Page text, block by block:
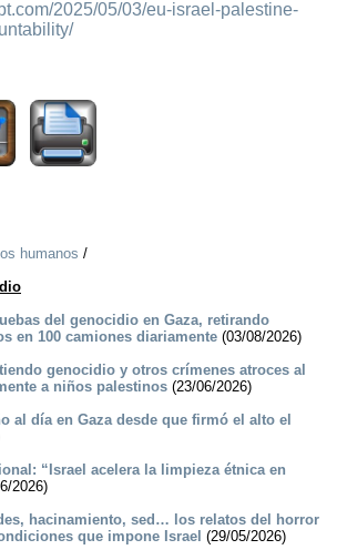
2025/05/03/eu-israel-palestine-
humanos /
del genocidio en Gaza, retirando
en 100 camiones diariamente (03/08/2026)
genocidio y otros crímenes atroces al
a niños palestinos (23/06/2026)
al día en Gaza desde que firmó el alto el
“Israel acelera la limpieza étnica en
2026)
hacinamiento, sed… los relatos del horror
que impone Israel (29/05/2026)